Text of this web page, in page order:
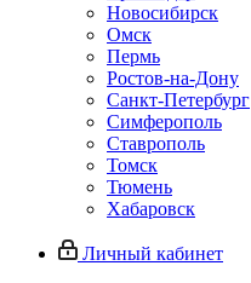
Новосибирск
Омск
Пермь
Ростов-на-Дону
Санкт-Петербург
Симферополь
Ставрополь
Томск
Тюмень
Хабаровск
Личный кабинет